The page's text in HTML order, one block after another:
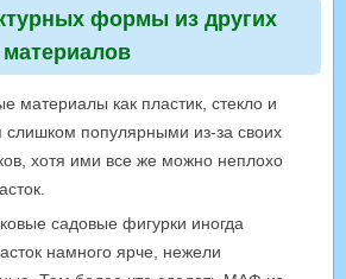
формы из других
материалы как пластик, стекло и
слишком популярными из-за своих
хотя ими все же можно неплохо
садовые фигурки иногда
намного ярче, нежели